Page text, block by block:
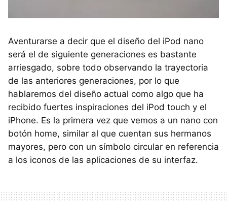
Aventurarse a decir que el diseño del iPod nano
será el de siguiente generaciones es bastante
arriesgado, sobre todo observando la trayectoria
de las anteriores generaciones, por lo que
hablaremos del diseño actual como algo que ha
recibido fuertes inspiraciones del iPod touch y el
iPhone. Es la primera vez que vemos a un nano con
botón home, similar al que cuentan sus hermanos
mayores, pero con un símbolo circular en referencia
a los iconos de las aplicaciones de su interfaz.